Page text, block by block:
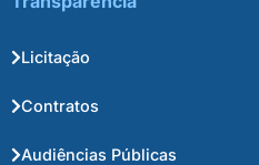
Licitação
Contratos
Audiências Públicas